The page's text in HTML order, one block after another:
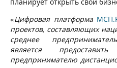
«Цифровая платформа
проектов, составляющих
среднее
является
предпринимателю